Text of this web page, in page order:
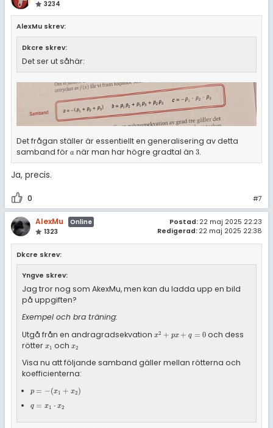
3234
AlexMu skrev:
Dkcre skrev:
Det ser ut såhär:
Det frågan ställer är essentiellt en generalisering av detta
samband för a
a när man har högre gradtal än 3
3.
Ja, precis.
0 #7
AlexMu
Online
1323
Postad: 22 maj 2025 22:23
Redigerad: 22 maj 2025 22:38
Dkcre skrev:
Yngve skrev:
Jag tror nog som AkexMu, men kan du ladda upp en bild
på uppgiften?
Exempel och bra träning:
Utgå från en andragradsekvation x2 + px + q = 0
x2 +px+q = 0
och dess
rötter x1
x1 ochx2
x2
Visa nu att följande samband gäller mellan rötterna och
koefficienterna:
p = −(x1 + x2 )
p =-(x1+ x2 )
q = x1 ⋅ x2
q =x1·x 2